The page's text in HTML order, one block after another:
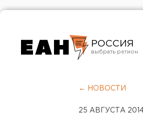
РОССИЯ
Челябинск
← НОВОСТИ
25 АВГУСТА 2014